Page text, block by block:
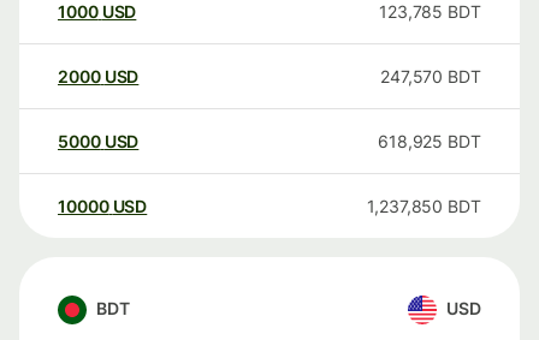
1000 USD 123,785 BDT
2000 USD 247,570 BDT
5000 USD 618,925 BDT
10000 USD 1,237,850 BDT
BDT USD